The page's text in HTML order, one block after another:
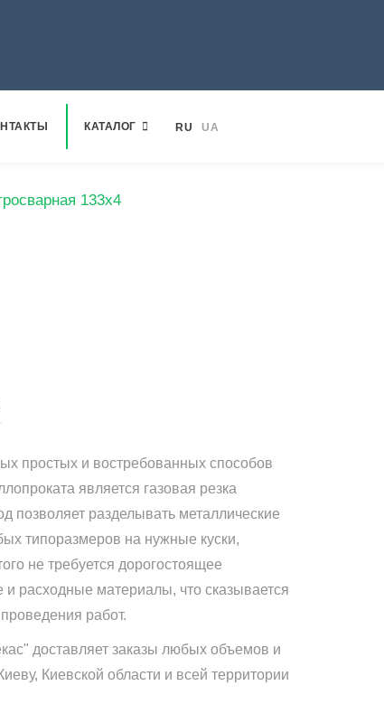
КАТАЛОГ RU UA
133х4
простых и востребованных способов
является газовая резка
позволяет разделывать металлические
типоразмеров на нужные куски,
не требуется дорогостоящее
и расходные материалы, что сказывается
работ.
доставляет заказы любых объемов и
Киевской области и всей территории